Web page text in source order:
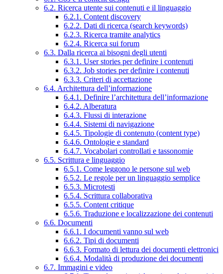
6.2. Ricerca utente sui contenuti e il linguaggio
6.2.1. Content discovery
6.2.2. Dati di ricerca (search keywords)
6.2.3. Ricerca tramite analytics
6.2.4. Ricerca sui forum
6.3. Dalla ricerca ai bisogni degli utenti
6.3.1. User stories per definire i contenuti
6.3.2. Job stories per definire i contenuti
6.3.3. Criteri di accettazione
6.4. Architettura dell’informazione
6.4.1. Definire l’architettura dell’informazione
6.4.2. Alberatura
6.4.3. Flussi di interazione
6.4.4. Sistemi di navigazione
6.4.5. Tipologie di contenuto (content type)
6.4.6. Ontologie e standard
6.4.7. Vocabolari controllati e tassonomie
6.5. Scrittura e linguaggio
6.5.1. Come leggono le persone sul web
6.5.2. Le regole per un linguaggio semplice
6.5.3. Microtesti
6.5.4. Scrittura collaborativa
6.5.5. Content critique
6.5.6. Traduzione e localizzazione dei contenuti
6.6. Documenti
6.6.1. I documenti vanno sul web
6.6.2. Tipi di documenti
6.6.3. Formato di lettura dei documenti elettronici
6.6.4. Modalità di produzione dei documenti
6.7. Immagini e video